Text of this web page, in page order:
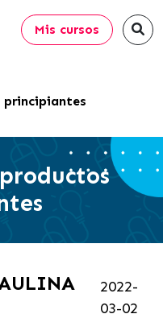
Mis cursos
2022-
03-02